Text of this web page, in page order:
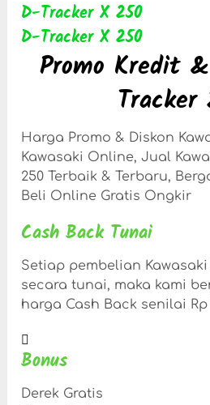
D-Tracker X 250
D-Tracker X 250
Promo Kredit
Tracker
Harga Promo & Diskon
Kawasaki Online, Jual
250 Terbaik & Terbaru,
Beli Online Gratis Ongkir
Cash Back Tunai
Setiap pembelian Kawasaki
secara tunai, maka kami
harga Cash Back senilai Rp
Bonus
Derek Gratis